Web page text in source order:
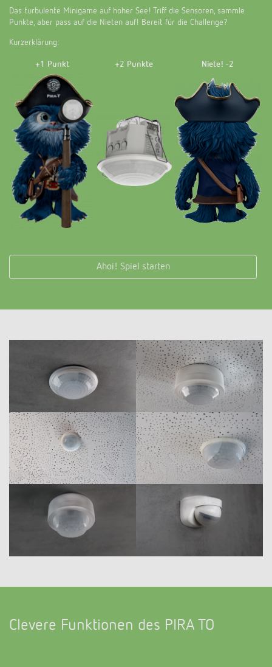
Das turbulente Minigame auf hoher See! Triff die Sensoren, sammle
Punkte, aber pass auf die Nieten auf! Bereit für die Challenge?
Kurzerklärung:
+1 Punkt +2 Punkte Niete! -2
Ahoi! Spiel starten
Clevere Funktionen des PIRA TO